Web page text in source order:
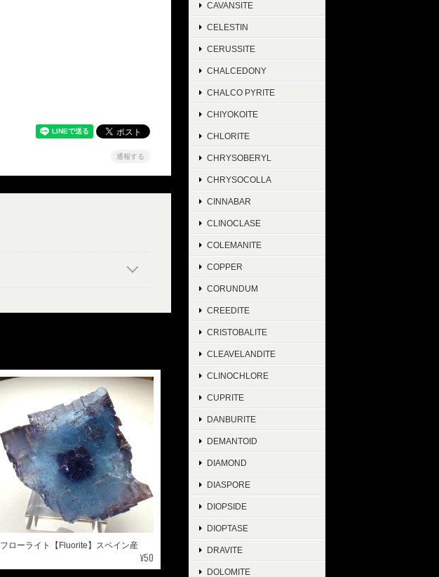
通報する
フローライト【Fluorite】スペイン産
¥50
CAVANSITE
CELESTIN
CERUSSITE
CHALCEDONY
CHALCO PYRITE
CHIYOKOITE
CHLORITE
CHRYSOBERYL
CHRYSOCOLLA
CINNABAR
CLINOCLASE
COLEMANITE
COPPER
CORUNDUM
CREEDITE
CRISTOBALITE
CLEAVELANDITE
CLINOCHLORE
CUPRITE
DANBURITE
DEMANTOID
DIAMOND
DIASPORE
DIOPSIDE
DIOPTASE
DRAVITE
DOLOMITE